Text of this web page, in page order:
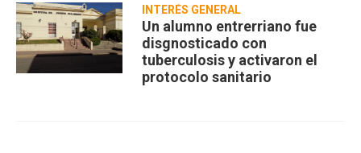
INTERÉS GENERAL
Un alumno entrerriano fue
disgnosticado con
tuberculosis y activaron el
protocolo sanitario